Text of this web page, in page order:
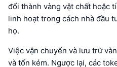
đổi thành vàng vật chất hoặc
linh hoạt trong cách nhà đầu
họ.
Việc vận chuyển và lưu trữ
và tốn kém. Ngược lại, các